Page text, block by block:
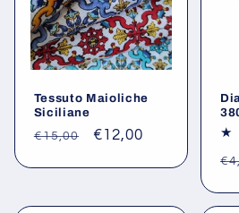
Tessuto Maioliche
Siciliane
Prezzo
€15,00
Prezzo
€12,00